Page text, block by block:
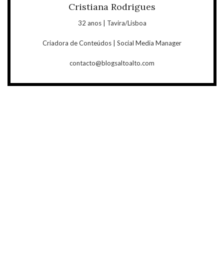
Cristiana Rodrigues
32 anos | Tavira/Lisboa
Criadora de Conteúdos | Social Media Manager
contacto@blogsaltoalto.com